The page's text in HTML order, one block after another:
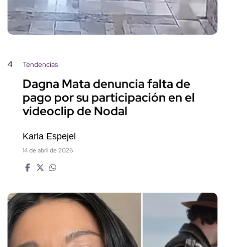
4 Tendencias
Dagna Mata denuncia falta de
pago por su participación en el
videoclip de Nodal
Karla Espejel
14 de abril de 2026